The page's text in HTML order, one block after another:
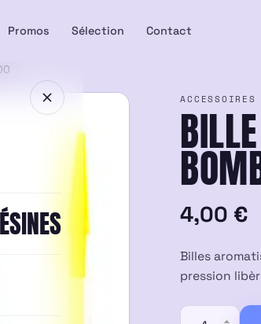
Promos Sélection Contact
ACCESSOIRES
4,00 €
Billes
pression
quantité